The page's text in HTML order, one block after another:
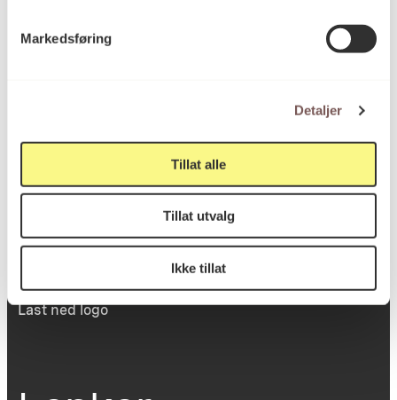
Markedsføring
Detaljer
Tillat alle
Tillat utvalg
Ikke tillat
inngang Løkkeveien,
Viktig info
Utbetaling og fakturering
Personvernerklæring
Dokumentasjonsskjema
Last ned logo